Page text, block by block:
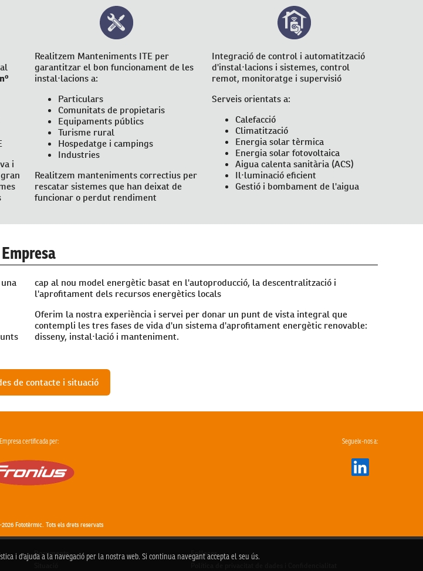
i
Realitzem Manteniments ITE per
garantitzar el bon funcionament de les
instal·lacions a:
Particulars
Comunitats de propietaris
Equipaments públics
Turisme rural
Hospedatge i campings
Industries
Realitzem manteniments correctius per
rescatar sistemes que han deixat de
funcionar o perdut rendiment
Integració de control i automatització
d'instal·lacions i sistemes, control
remot, monitoratge i supervisió
Serveis orientats a:
Calefacció
Climatització
Energia solar tèrmica
Energia solar fotovoltaica
Aigua calenta sanitària (ACS)
Il·luminació eficient
Gestió i bombament de l'aigua
Empresa
cap al nou model energètic basat en l'autoproducció, la descentralització i
l'aprofitament dels recursos energètics locals
Oferim la nostra experiència i servei per donar un punt de vista integral que
contempli les tres fases de vida d'un sistema d'aprofitament energètic renovable:
disseny, instal·lació i manteniment.
de contacte i situació
Empresa certificada per: Segueix-nos a:
Fototèrmic. Tots els drets reservats
Documents
Enllaços
i d'ajuda a la navegació per la nostra web. Si continua navegant accepta el seu ús.